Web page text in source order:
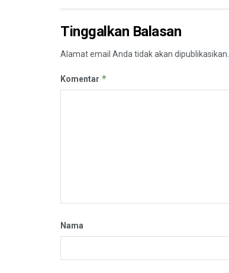
Tinggalkan Balasan
Alamat email Anda tidak akan dipublikasikan.
Komentar *
Nama